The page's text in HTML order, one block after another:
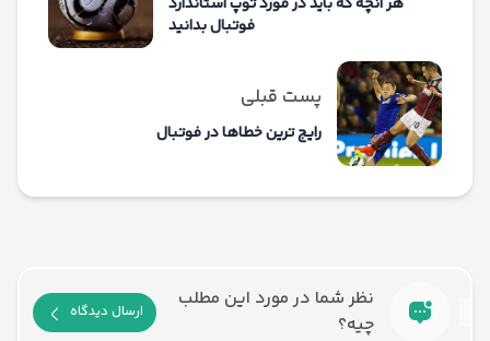
پست قبلی
رایج ترین خطاها در فوتبال
فوتبال بدانید
نظر شما در مورد این مطلب
چیه؟
ارسال دیدگاه